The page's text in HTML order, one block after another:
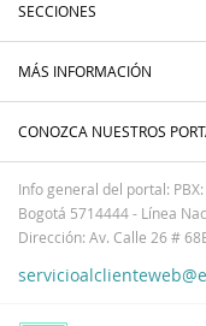
SECCIONES
MÁS INFORMACIÓN
CONOZCA NUESTROS
Info general del portal:
Bogotá 5714444 - Línea
Dirección: Av. Calle 26 #